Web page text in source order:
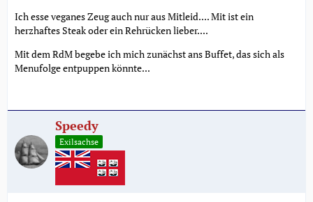
Ich esse veganes Zeug auch nur aus Mitleid.... Mit ist ein
herzhaftes Steak oder ein Rehrücken lieber....
Mit dem RdM begebe ich mich zunächst ans Buffet, das sich als
Menufolge entpuppen könnte...
Speedy
Exilsachse